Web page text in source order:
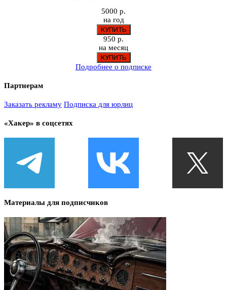
5000 р.
на год
950 р.
на месяц
Подробнее о подписке
Партнерам
Заказать рекламу Подписка для юрлиц
«Хакер» в соцсетях
Материалы для подписчиков